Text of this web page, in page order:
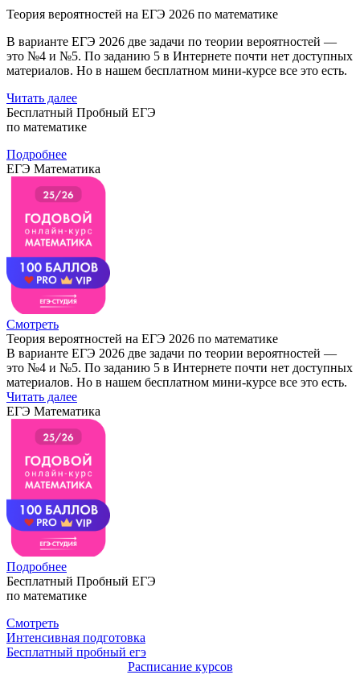
Теория вероятностей на ЕГЭ 2026 по математике
В варианте ЕГЭ 2026 две задачи по теории вероятностей —
это №4 и №5. По заданию 5 в Интернете почти нет доступных
материалов. Но в нашем бесплатном мини-курсе все это есть.
Читать далее
Бесплатный Пробный ЕГЭ
по математике
Подробнее
ЕГЭ Математика
Смотреть
Теория вероятностей на ЕГЭ 2026 по математике
В варианте ЕГЭ 2026 две задачи по теории вероятностей —
это №4 и №5. По заданию 5 в Интернете почти нет доступных
материалов. Но в нашем бесплатном мини-курсе все это есть.
Читать далее
ЕГЭ Математика
Подробнее
Бесплатный Пробный ЕГЭ
по математике
Смотреть
Интенсивная подготовка
Бесплатный пробный егэ
Расписание курсов